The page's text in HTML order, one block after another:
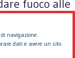
navigazione.
dati e avere un sito
fuoco alle
Atlanta. Dopo
che nei